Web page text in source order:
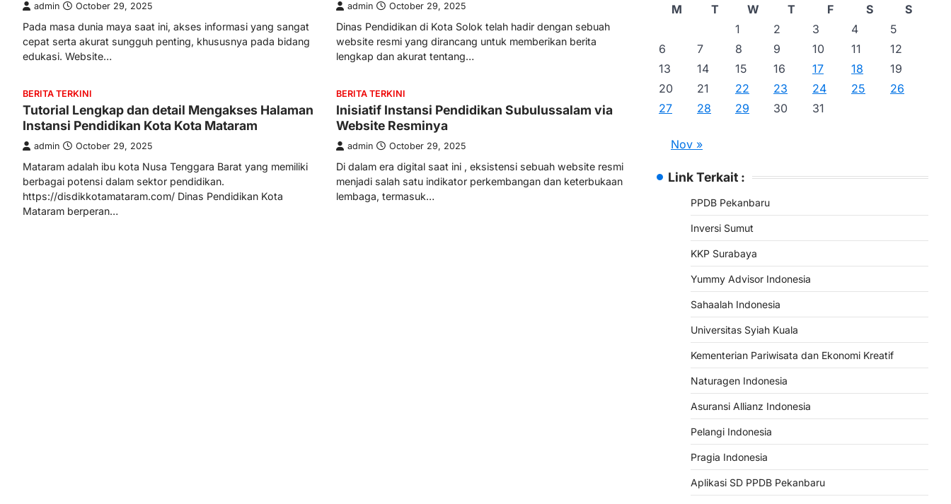
admin October 29, 2025
Pada masa dunia maya saat ini, akses informasi yang sangat
cepat serta akurat sungguh penting, khususnya pada bidang
edukasi. Website…
admin October 29, 2025
Dinas Pendidikan di Kota Solok telah hadir dengan sebuah
website resmi yang dirancang untuk memberikan berita
lengkap dan akurat tentang…
BERITA TERKINI
Tutorial Lengkap dan detail Mengakses Halaman
Instansi Pendidikan Kota Kota Mataram
admin October 29, 2025
Mataram adalah ibu kota Nusa Tenggara Barat yang memiliki
berbagai potensi dalam sektor pendidikan.
https://disdikkotamataram.com/ Dinas Pendidikan Kota
Mataram berperan…
BERITA TERKINI
Inisiatif Instansi Pendidikan Subulussalam via
Website Resminya
admin October 29, 2025
Di dalam era digital saat ini , eksistensi sebuah website resmi
menjadi salah satu indikator perkembangan dan keterbukaan
lembaga, termasuk…
M
T W T F S
S
1
2 3 4
5
6
7 8 9 10 11
12
13
14 15 16 17 18
19
20
21 22 23 24 25
26
27
28 29 30 31
Nov »
Link Terkait :
PPDB Pekanbaru
Inversi Sumut
KKP Surabaya
Yummy Advisor Indonesia
Sahaalah Indonesia
Universitas Syiah Kuala
Kementerian Pariwisata dan Ekonomi Kreatif
Naturagen Indonesia
Asuransi Allianz Indonesia
Pelangi Indonesia
Pragia Indonesia
Aplikasi SD PPDB Pekanbaru